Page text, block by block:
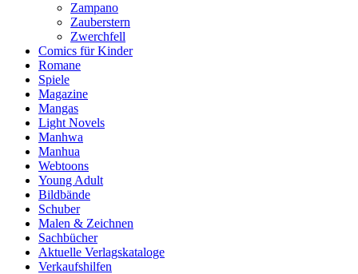
Zampano
Zauberstern
Zwerchfell
Comics für Kinder
Romane
Spiele
Magazine
Mangas
Light Novels
Manhwa
Manhua
Webtoons
Young Adult
Bildbände
Schuber
Malen & Zeichnen
Sachbücher
Aktuelle Verlagskataloge
Verkaufshilfen